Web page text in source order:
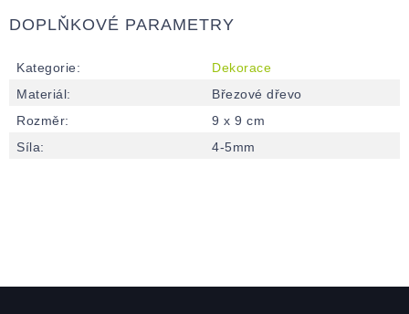
DOPLŇKOVÉ PARAMETRY
Kategorie:
Dekorace
Materiál:
Březové dřevo
Rozměr:
9 x 9 cm
Síla: 4-5mm